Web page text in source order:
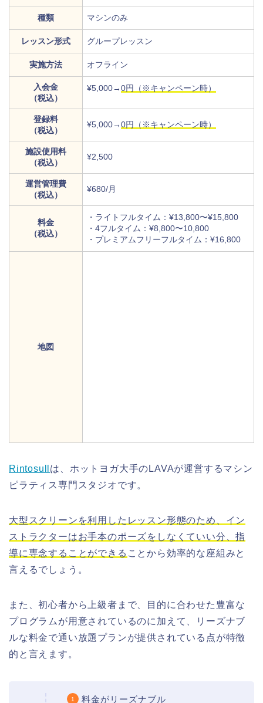
種類 マシンのみ
レッスン形式 グループレッスン
実施方法 オフライン
入会金
（税込）
¥5,000→0円（※キャンペーン時）
登録料
（税込）
¥5,000→0円（※キャンペーン時）
施設使用料
（税込）
¥2,500
運営管理費
（税込）
¥680/月
料金
（税込）
・ライトフルタイム：¥13,800〜¥15,800
・4フルタイム：¥8,800〜10,800
・プレミアムフリーフルタイム：¥16,800
地図
Rintosull は、ホットヨガ大手のLAVAが運営するマシン
ピラティス専門スタジオです。
大型スクリーンを利用したレッスン形態のため、イン
ストラクターはお手本のポーズをしなくていい分、指
導に専念することができる ことから効率的な座組みと
言えるでしょう。
また、初心者から上級者まで、目的に合わせた豊富な
プログラムが用意されているのに加えて、リーズナブ
ルな料金で通い放題プランが提供されている点が特徴
的と言えます。
料金がリーズナブル